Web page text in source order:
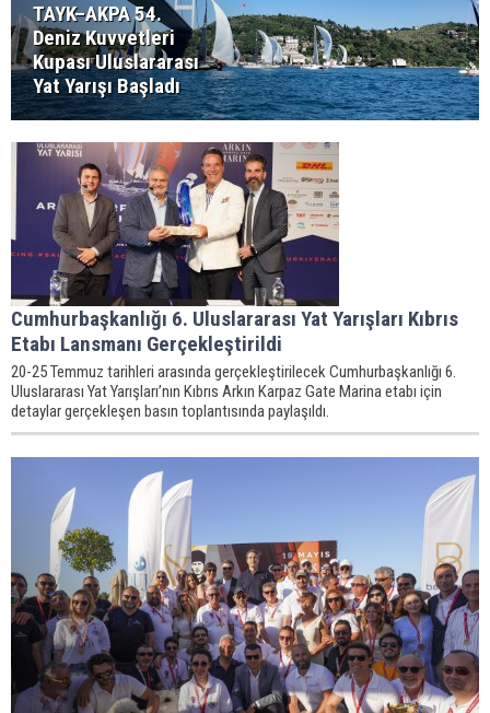
TAYK–AKPA 54.
Deniz Kuvvetleri
Kupası Uluslararası
Yat Yarışı Başladı
Cumhurbaşkanlığı 6. Uluslararası Yat Yarışları Kıbrıs
Etabı Lansmanı Gerçekleştirildi
20-25 Temmuz tarihleri arasında gerçekleştirilecek Cumhurbaşkanlığı 6.
Uluslararası Yat Yarışları’nın Kıbrıs Arkın Karpaz Gate Marina etabı için
detaylar gerçekleşen basın toplantısında paylaşıldı.